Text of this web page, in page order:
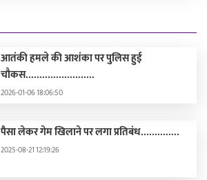
आतंकी हमले की आशंका पर पुलिस हुई
चौकस.........................
2026-01-06 18:06:50
पैसा लेकर गेम खिलाने पर लगा प्रतिबंध..............
2025-08-21 12:19:26